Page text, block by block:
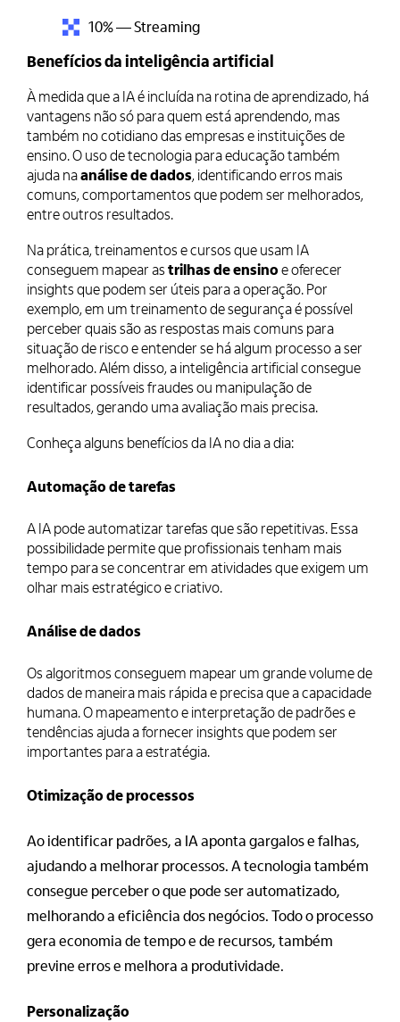
10% — Streaming
Benefícios da inteligência artificial
À medida que a IA é incluída na rotina de aprendizado, há
vantagens não só para quem está aprendendo, mas
também no cotidiano das empresas e instituições de
ensino. O uso de tecnologia para educação também
ajuda naanálise de dados, identificando erros mais
comuns, comportamentos que podem ser melhorados,
entre outros resultados.
Na prática, treinamentos e cursos que usam IA
conseguem mapear as trilhas de ensino e oferecer
insights que podem ser úteis para a operação. Por
exemplo, em um treinamento de segurança é possível
perceber quais são as respostas mais comuns para
situação de risco e entender se há algum processo a ser
melhorado. Além disso, a inteligência artificial consegue
identificar possíveis fraudes ou manipulação de
resultados, gerando uma avaliação mais precisa.
Conheça alguns benefícios da IA no dia a dia:
Automação de tarefas
A IA pode automatizar tarefas que são repetitivas. Essa
possibilidade permite que profissionais tenham mais
tempo para se concentrar em atividades que exigem um
olhar mais estratégico e criativo.
Análise de dados
Os algoritmos conseguem mapear um grande volume de
dados de maneira mais rápida e precisa que a capacidade
humana. O mapeamento e interpretação de padrões e
tendências ajuda a fornecer insights que podem ser
importantes para a estratégia.
Otimização de processos
Ao identificar padrões, a IA aponta gargalos e falhas,
ajudando a melhorar processos. A tecnologia também
consegue perceber o que pode ser automatizado,
melhorando a eficiência dos negócios. Todo o processo
gera economia de tempo e de recursos, também
previne erros e melhora a produtividade.
Personalização